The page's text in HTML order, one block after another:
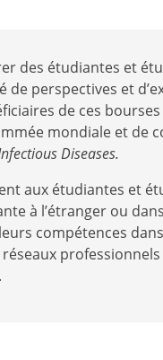
des étudiantes et
perspectives et
de ces
mondiale et de
Diseases.
aux étudiantes et
à l’étranger ou
compétences